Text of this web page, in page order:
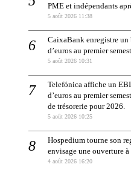
PME et indépendants
5 août 2026 11:38
CaixaBank enregistre
d’euros au premier
5 août 2026 10:31
Telefónica affiche un
d’euros au premier
de trésorerie pour 2026.
5 août 2026 10:25
Hospedium tourne son
envisage une ouverture à
4 août 2026 16:20